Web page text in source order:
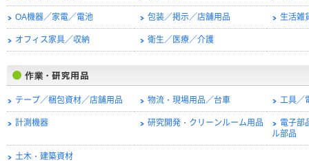
OA機器／家電／電池 包装／掲示／店舗用品 生活雑
オフィス家具／収納 衛生／医療／介護
テープ／梱包資材／店舗用品 物流・現場用品／台車 工具／
計測機器 研究開発・クリーンルーム用品
電子部
ル部品
土木・建築資材